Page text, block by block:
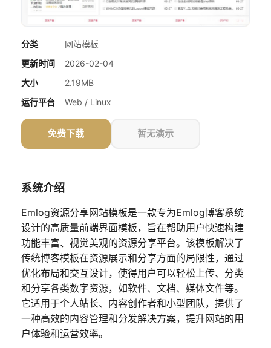
分类
网站模板
更新时间
2026-02-04
大小
2.19MB
运行平台
Web / Linux
免费下载 暂无演示
系统介绍
Emlog资源分享网站模板是一款专为Emlog博客系统
设计的高质量前端界面模板，旨在帮助用户快速构建
功能丰富、视觉美观的资源分享平台。该模板解决了
传统博客模板在资源展示和分享方面的局限性，通过
优化布局和交互设计，使得用户可以轻松上传、分类
和分享各类数字资源，如软件、文档、媒体文件等。
它适用于个人站长、内容创作者和小型团队，提供了
一种高效的内容管理和分发解决方案，提升网站的用
户体验和运营效率。